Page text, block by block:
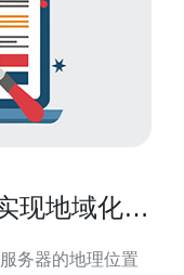
现地域化
务器的地理位置